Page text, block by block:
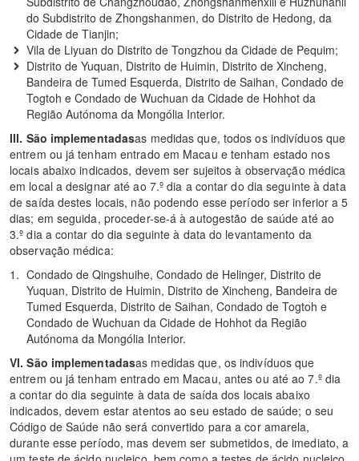
do Subdistrito de Zhongshanmen, do Distrito de Hedong, da
Cidade de Tianjin;
Vila de Liyuan do Distrito de Tongzhou da Cidade de Pequim;
Distrito de Yuquan, Distrito de Huimin, Distrito de Xincheng,
Bandeira de Tumed Esquerda, Distrito de Saihan, Condado de
Togtoh e Condado de Wuchuan da Cidade de Hohhot da
Região Autónoma da Mongólia Interior.
III. São implementadasas medidas que, todos os indivíduos que
entrem ou já tenham entrado em Macau e tenham estado nos
locais abaixo indicados, devem ser sujeitos à observação médica
em local a designar até ao 7.º dia a contar do dia seguinte à data
de saída destes locais, não podendo esse período ser inferior a 5
dias; em seguida, proceder-se-á à autogestão de saúde até ao
3.º dia a contar do dia seguinte à data do levantamento da
observação médica:
Condado de Qingshuihe, Condado de Helinger, Distrito de
Yuquan, Distrito de Huimin, Distrito de Xincheng, Bandeira de
Tumed Esquerda, Distrito de Saihan, Condado de Togtoh e
Condado de Wuchuan da Cidade de Hohhot da Região
Autónoma da Mongólia Interior.
VI. São implementadasas medidas que, os indivíduos que
entrem ou já tenham entrado em Macau, antes ou até ao 7.º dia
a contar do dia seguinte à data de saída dos locais abaixo
indicados, devem estar atentos ao seu estado de saúde; o seu
Código de Saúde não será convertido para a cor amarela,
durante esse período, mas devem ser submetidos, de imediato, a